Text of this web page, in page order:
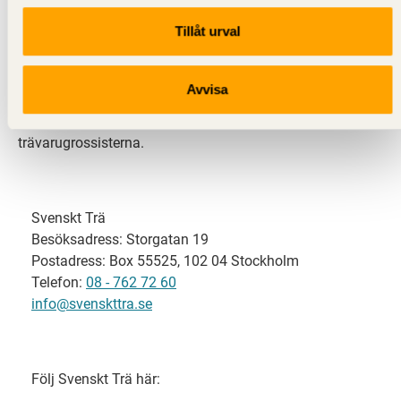
Tillåt urval
Avvisa
Svenskt Trä representerar svensk sågverksindustri
och är en del av branschorganisationen
svensk limträ-, KL-trä- och förpackningsindustri samt
trävarugrossisterna.
Svenskt Trä
Besöksadress: Storgatan 19
Postadress: Box 55525, 102 04 Stockholm
Telefon: 08 - 762 72 60
info@svenskttra.se
Följ Svenskt Trä här: